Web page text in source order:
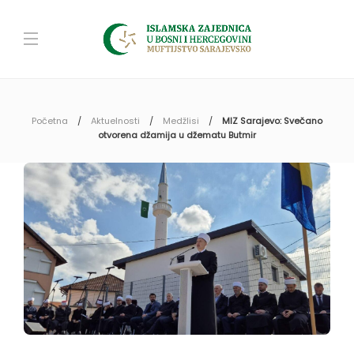
Početna Aktuelnosti Medžlisi
MIZ Sarajevo: Svečano
otvorena džamija u džematu Butmir